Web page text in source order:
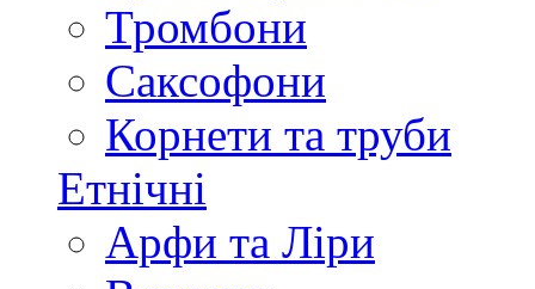
Тромбони
Саксофони
Корнети та труби
Етнічні
Арфи та Ліри